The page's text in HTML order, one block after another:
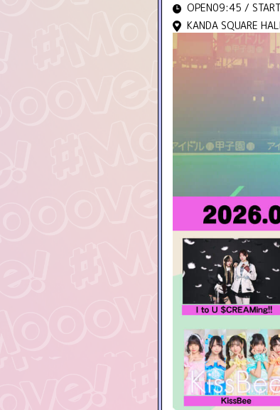
OPEN09:45 /
KANDA SQUARE